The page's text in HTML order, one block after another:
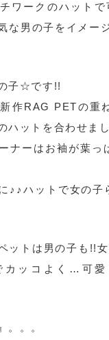
ワークのハットで
な男の子をイメー
子☆です!!
作RAG PETの重
ハットを合わせま
ナーはお袖が葉っ
♪♪ハットで女の子
ットは男の子も!!
カッコよく…可愛
。。。